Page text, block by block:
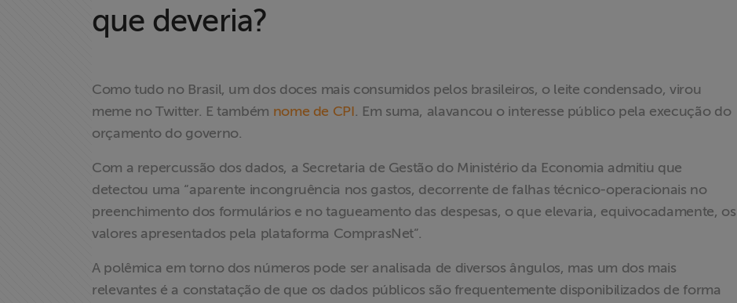
que deveria?
Como tudo no Brasil, um dos doces mais consumidos pelos brasileiros, o leite condensado, virou
meme no Twitter. E também nome de CPI. Em suma, alavancou o interesse público pela execução do
orçamento do governo.
Com a repercussão dos dados, a Secretaria de Gestão do Ministério da Economia admitiu que
detectou uma “aparente incongruência nos gastos, decorrente de falhas técnico-operacionais no
preenchimento dos formulários e no tagueamento das despesas, o que elevaria, equivocadamente, os
valores apresentados pela plataforma ComprasNet”.
A polêmica em torno dos números pode ser analisada de diversos ângulos, mas um dos mais
relevantes é a constatação de que os dados públicos são frequentemente disponibilizados de forma